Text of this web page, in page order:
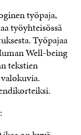
työpaja,
työyhteisössä
Työpajaa
Well-being
tekstien